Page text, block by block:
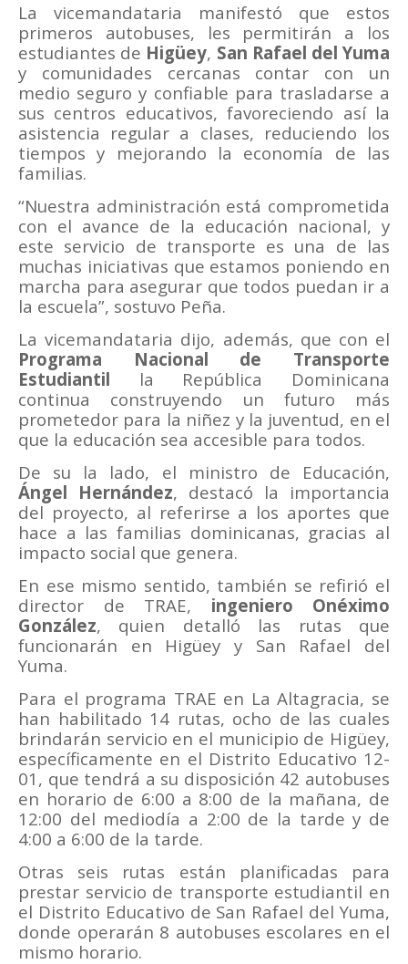
La vicemandataria manifestó que estos
primeros autobuses, les permitirán a los
estudiantes de Higüey, San Rafael del Yuma
y comunidades cercanas contar con un
medio seguro y confiable para trasladarse a
sus centros educativos, favoreciendo así la
asistencia regular a clases, reduciendo los
tiempos y mejorando la economía de las
familias.
“Nuestra administración está comprometida
con el avance de la educación nacional, y
este servicio de transporte es una de las
muchas iniciativas que estamos poniendo en
marcha para asegurar que todos puedan ir a
la escuela”, sostuvo Peña.
La vicemandataria dijo, además, que con el
Programa Nacional de Transporte
Estudiantil la República Dominicana
continua construyendo un futuro más
prometedor para la niñez y la juventud, en el
que la educación sea accesible para todos.
De su la lado, el ministro de Educación,
Ángel Hernández, destacó la importancia
del proyecto, al referirse a los aportes que
hace a las familias dominicanas, gracias al
impacto social que genera.
En ese mismo sentido, también se refirió el
director de TRAE, ingeniero Onéximo
González, quien detalló las rutas que
funcionarán en Higüey y San Rafael del
Yuma.
Para el programa TRAE en La Altagracia, se
han habilitado 14 rutas, ocho de las cuales
brindarán servicio en el municipio de Higüey,
específicamente en el Distrito Educativo 12-
01, que tendrá a su disposición 42 autobuses
en horario de 6:00 a 8:00 de la mañana, de
12:00 del mediodía a 2:00 de la tarde y de
4:00 a 6:00 de la tarde.
Otras seis rutas están planificadas para
prestar servicio de transporte estudiantil en
el Distrito Educativo de San Rafael del Yuma,
donde operarán 8 autobuses escolares en el
mismo horario.